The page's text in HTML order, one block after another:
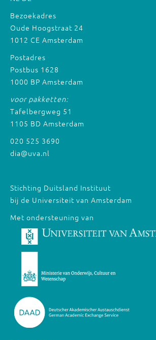
Bezoekadres
Oude Hoogstraat 24
1012 CE Amsterdam
Postadres
Postbus 1628
1000 BP Amsterdam
voor pakketten:
Tafelbergweg 51
1105 BD Amsterdam
020 525 3690
dia@uva.nl
Stichting Duitsland Instituut
bij de Universiteit van Amsterdam
Met ondersteuning van